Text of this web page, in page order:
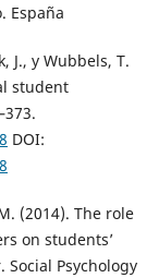
España
J., y Wubbels, T.
student
DOI:
(2014). The role
on students’
Psychology